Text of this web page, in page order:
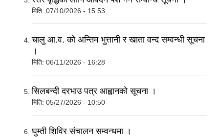
मिति: 07/10/2026 - 15:53
चालु आ.व. को अन्तिम भुत्तानी र खाता वन्द सम्वन्धी सूचना
।
मिति: 06/11/2026 - 16:28
सिलबन्दी दरभाउ पत्र आह्वानकाे सूचना ।
मिति: 05/27/2026 - 10:50
घुम्ती शिविर संचालन सम्वन्धमा ।